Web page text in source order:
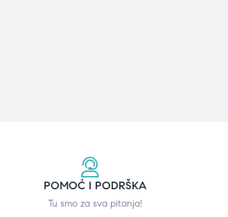
POMOĆ I PODRŠKA
Tu smo za sva pitanja!